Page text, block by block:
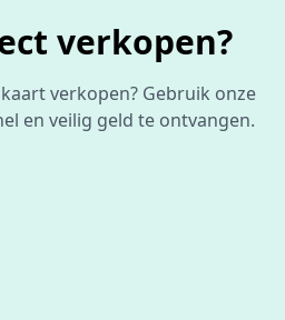
verkopen?
verkopen? Gebruik onze
en veilig geld te ontvangen.